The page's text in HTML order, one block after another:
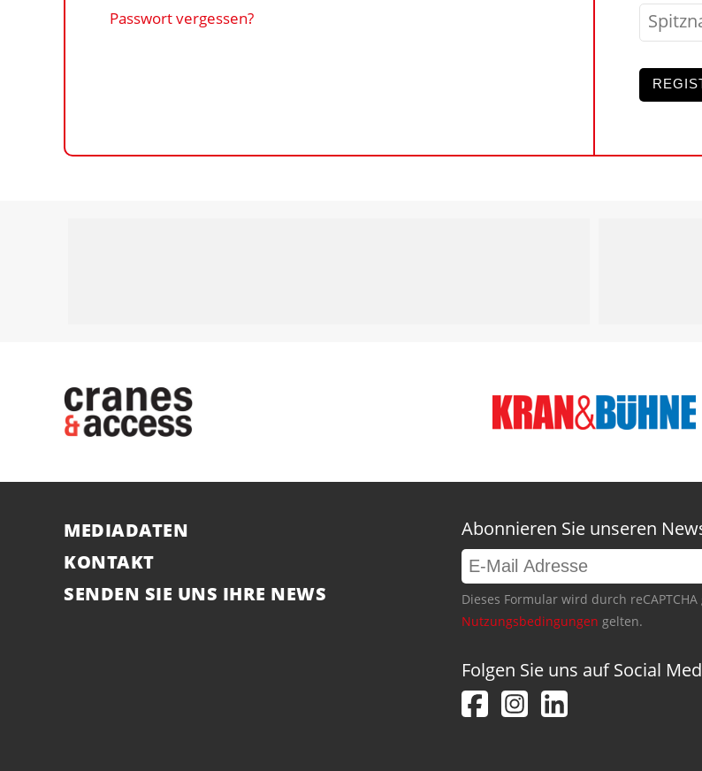
Passwort vergessen?
MEDIADATEN
KONTAKT
SENDEN SIE UNS IHRE NEWS
Abonnieren Sie unseren
Dieses Formular wird durch
Nutzungsbedingungen gelten.
Folgen Sie uns auf Social